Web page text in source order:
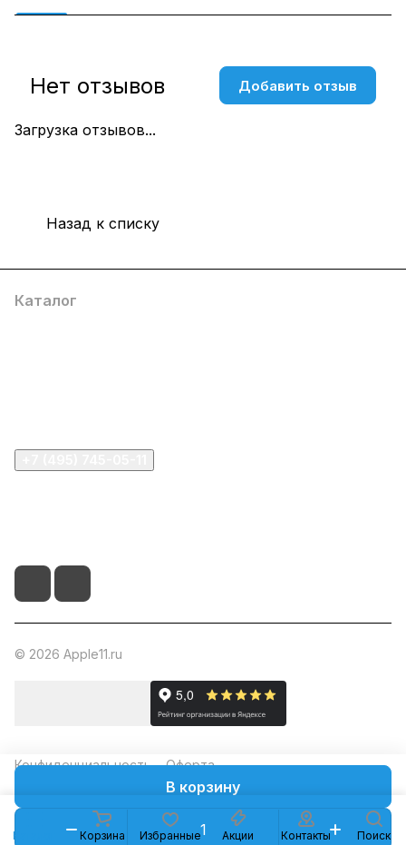
В корзину
Загрузка отзывов...
Нет отзывов Добавить отзыв
Назад к списку
Каталог Корзина Избранные Акции Контакты Поиск
Каталог
© 2026 Apple11.ru
Конфиденциальность Оферта